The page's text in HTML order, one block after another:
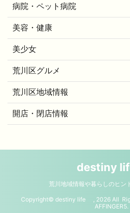
病院・ペット病院
美容・健康
美少女
荒川区グルメ
荒川区地域情報
開店・閉店情報
destiny
荒川地域情報や暮らしのヒン
Copyright© destiny life , 2026 All
AFFINGER5.